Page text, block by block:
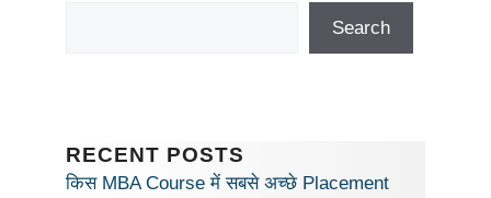
Search
RECENT POSTS
किस MBA Course में सबसे अच्छे Placement